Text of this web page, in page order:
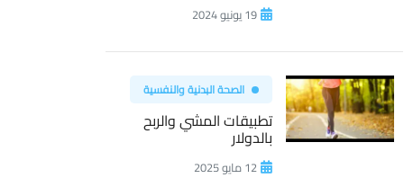
19 يونيو 2024
الصحة البدنية والنفسية
تطبيقات المشي والربح
بالدولار
12 مايو 2025